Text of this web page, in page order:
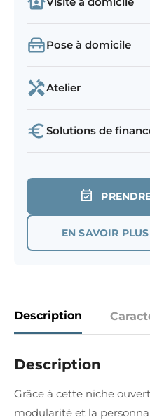
Pose à domicile
Atelier
Solutions de
EN SAVOIR
Description
Description
Grâce à cette niche
modularité et la